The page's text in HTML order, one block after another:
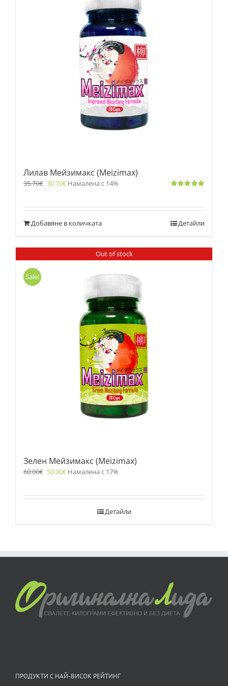
Лилав Мейзимакс (Meizimax)
35.70€ 30.70€ Намалена с 14%
Добавяне в количката Детайли
Out of stock
Sale!
Зелен Мейзимакс (Meizimax)
60.00€ 50.00€ Намалена с 17%
Детайли
ПРОДУКТИ С НАЙ-ВИСОК РЕЙТИНГ